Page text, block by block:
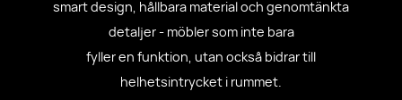
smart design, hållbara material och genomtänkta
detaljer - möbler som inte bara
fyller en funktion, utan också bidrar till
helhetsintrycket i rummet.